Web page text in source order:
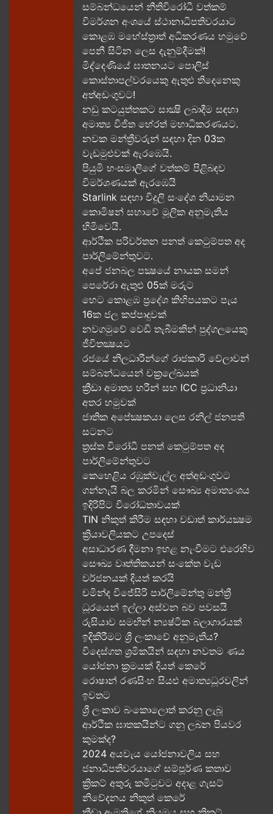
සම්බන්ධයෙන් නීතිවිරෝධී වත්කම්
විමර්ශන අංශයේ ස්ථානාධිපතිවරයාට
කොළඹ මහේස්ත්‍රාත් අධිකරණය හමුවේ
පෙනී සිටින ලෙස දැනුම්දීමක්!
මිද්දෙණියේ ඝාතනයට පොලිස්
කොස්තාපල්වරයෙකු ඇතුළු තිදෙනෙකු
අත්අඩංගුවට​!
නඩු කටයුත්තකට සාක්‍ෂි ලබාදීම සඳහා
අමාත්‍ය විජිත හේරත් මහාධිකරණයට​.
නවක මන්ත්‍රීවරුන් සඳහා දින 03ක
වැඩමුළුවක් ඇරඹෙයි.
පියුමි හංසමාලිගේ වත්කම් පිළිබඳව
විමර්ශණයක් ඇරඹෙයි
Starlink සඳහා විදුලි සංදේශ නියාමන
කොමිෂන් සභාවේ මූලික අනුමැතිය
හිමිවෙයි.
ආර්ථික පරිවර්තන පනත් කෙටුම්පත අද
පාර්ලිමේන්තුවට.
අපේ ජනබල පක්‍ෂයේ නායක සමන්
පෙරේරා ඇතුළු 05ක් මරුට​
හෙට කොළඹ ප්‍රදේශ කිහිපයකට පැය
16ක ජල කප්පාදුවක්
නවගමුවේ වෙඩි තැබීමකින් පුද්ගලයෙකු
ජීවිතක්‍ෂයට​
රජයේ නිලධාරීන්ගේ රාජකාරි වේලාවන්
සම්බන්ධයෙන් චක්‍රලේඛයක්
ක්‍රීඩා අමාත්‍ය හරීන් සහ​ ICC ප්‍රධානියා
අතර හමුවක්
ජාතික අපේක්‍ෂකයා ලෙස රනිල් ජනපති
සටනට​
ත්‍රස්ත විරෝධී පනත් කෙටුම්පත අද
පාර්ලිමේන්තුවට​
කෙහෙළිය රඹුක්වැල්ල අත්අඩංගුවට
ගන්නැයි බල කරමින් සෞඛ්‍ය අමාත්‍යංශය
ඉදිරිපිට විරෝධතාවයක්
TIN නිකුත් කිරීම සඳහා වඩාත් කාර්යක්‍ෂම
ක්‍රියාවලියකට උපදෙස්
අසාධාරණ දීමනා ඉහළ නැංවීමට එරෙහිව
සෞඛ්‍ය වෘත්තිකයන් සංකේත වැඩ
වර්ජනයක් දියත් කරයි
චමින්ද විජේසිරි පාර්ලිමේන්තු මන්ත්‍රී
ධූරයෙන් ඉල්ලා අස්වන බව පවසයි
රුසියාව සමඟින් න්‍යෂ්ටික බලාගාරයක්
ඉදිකිරීමට ශ්‍රී ලංකාවේ අනුමැතිය?
විදෙස්ගත ශ්‍රමිකයින් සඳහා නවතම ණය
යෝජනා ක්‍රමයක් දියත් කෙරේ
රොෂාන් රණසිංහ සියළු අමාත්‍යධූරවලින්
ඉවතට​
ශ්‍රී ලංකාව බංකොලොත් කරනු ලැබූ
ආර්ථික ඝාතකයින්ට ගනු ලබන පියවර
කුමක්ද​?
2024 අයවැය යෝජනාවලිය​ සහ
ජනාධිපතිවරයාගේ සම්පූර්ණ කතාව​
ක්‍රිකට් අතුරු කමිටුවට අදාළ ගැසට්
නිවේදනය නිකුත් කෙරේ